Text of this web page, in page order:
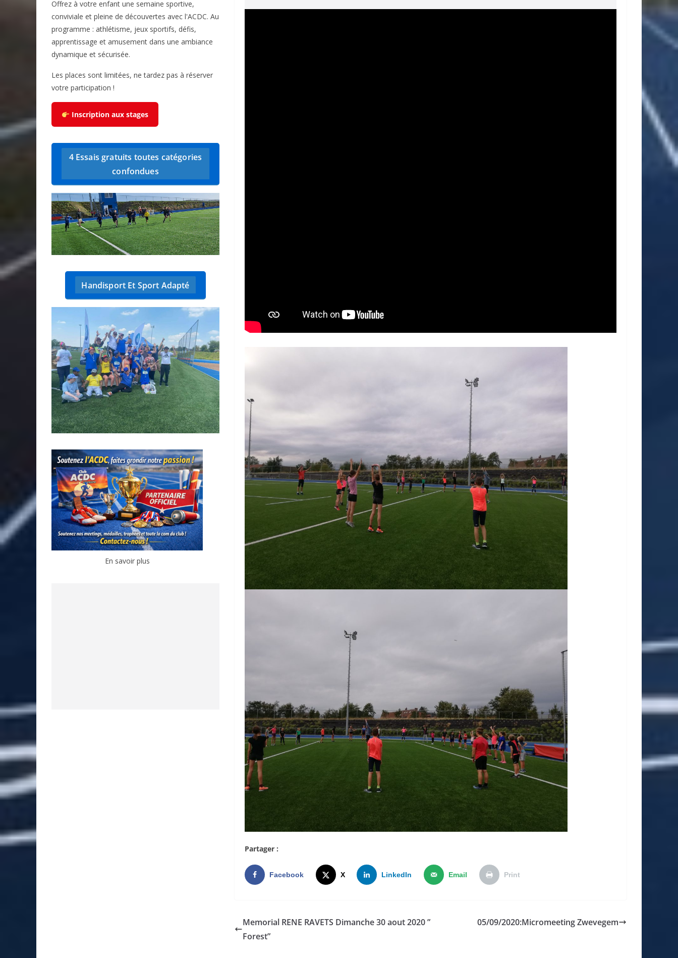
Partager :
Facebook X LinkedIn Email Print
Memorial RENE RAVETS Dimanche 30 aout 2020 ”
Forest”
05/09/2020:Micromeeting Zwevegem
Offrez à votre enfant une semaine sportive,
conviviale et pleine de découvertes avec l'ACDC. Au
programme : athlétisme, jeux sportifs, défis,
apprentissage et amusement dans une ambiance
dynamique et sécurisée.
Les places sont limitées, ne tardez pas à réserver
votre participation !
Inscription aux stages
4 Essais gratuits toutes catégories
confondues
Handisport Et Sport Adapté
En savoir plus